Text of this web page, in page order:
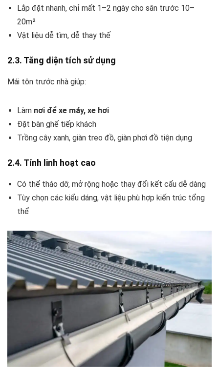
Lắp đặt nhanh, chỉ mất 1–2 ngày cho sân trước 10–
20m²
Vật liệu dễ tìm, dễ thay thế
2.3. Tăng diện tích sử dụng
Mái tôn trước nhà giúp:
Làm nơi để xe máy, xe hơi
Đặt bàn ghế tiếp khách
Trồng cây xanh, giàn treo đồ, giàn phơi đồ tiện dụng
2.4. Tính linh hoạt cao
Có thể tháo dỡ, mở rộng hoặc thay đổi kết cấu dễ dàng
Tùy chọn các kiểu dáng, vật liệu phù hợp kiến trúc tổng
thể